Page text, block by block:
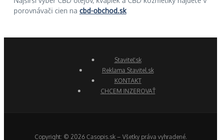
porovnávači cien na cbd-obchod.sk
Staviteľ.sk
Reklama Stavitel.sk
KONTAKT
CHCEM INZEROVAŤ
Copyright: © 2026 Casopis.sk – Všetky práva vyhradené.